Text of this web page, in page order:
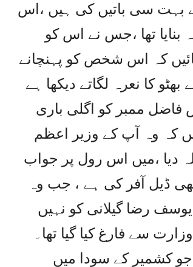
بہت سی باتیں کی ہیں ،اس
تھا ،جس نے اس کو
کہ اس شخص کو پہنچانے
کا نعرہ لگاتے دیکھا ہے
فاضل ممبر کو اگلی باری
کہ وہ آپ کے وزیر اعظم
دیا ،میں اس رول پر جواب
ڈیل آفر کی ہے ، جب وہ
یوسف رضا گیلانی کو نہیں
سے فارغ کیا گیا تھا۔
جو کشمیر کے سودا میں